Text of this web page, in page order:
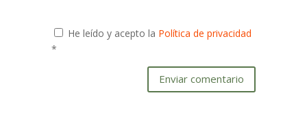
He leído y acepto la Política de privacidad
*
Enviar comentario